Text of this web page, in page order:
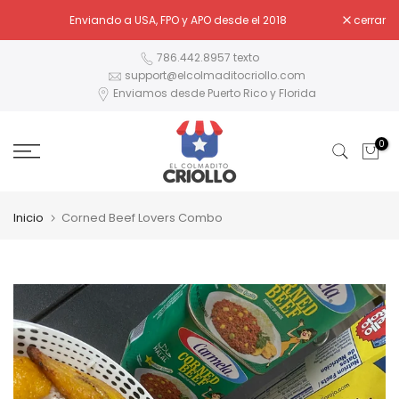
al
Enviando a USA, FPO y APO desde el 2018 cerrar
786.442.8957 texto
support@elcolmaditocriollo.com
Enviamos desde Puerto Rico y Florida
0
Inicio Corned Beef Lovers Combo